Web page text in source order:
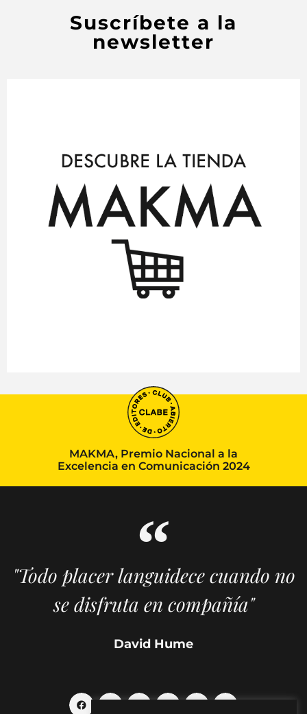
Suscríbete a la
newsletter
MAKMA, Premio Nacional a la
Excelencia en Comunicación 2024
"Todo placer languidece cuando no
se disfruta en compañía"
David Hume